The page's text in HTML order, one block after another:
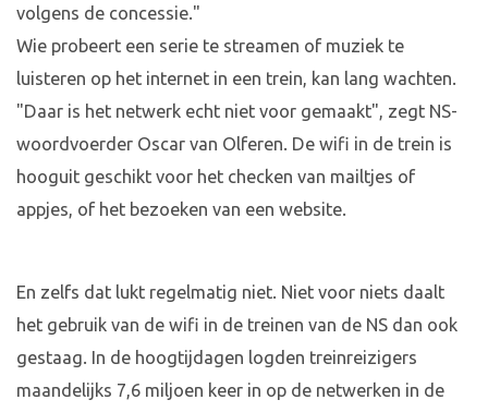
volgens de concessie."
Wie probeert een serie te streamen of muziek te
luisteren op het internet in een trein, kan lang wachten.
"Daar is het netwerk echt niet voor gemaakt", zegt NS-
woordvoerder Oscar van Olferen. De wifi in de trein is
hooguit geschikt voor het checken van mailtjes of
appjes, of het bezoeken van een website.
En zelfs dat lukt regelmatig niet. Niet voor niets daalt
het gebruik van de wifi in de treinen van de NS dan ook
gestaag. In de hoogtijdagen logden treinreizigers
maandelijks 7,6 miljoen keer in op de netwerken in de